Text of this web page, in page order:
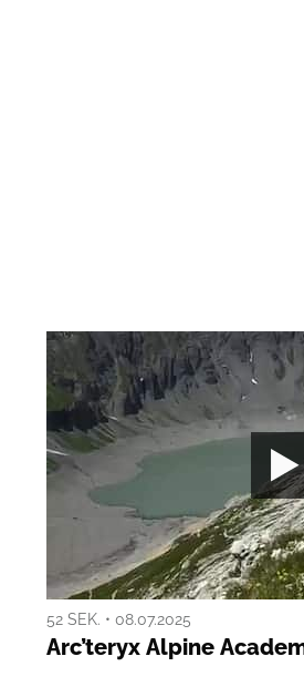
52 SEK. • 08.07.2025
Arc’teryx Alpine